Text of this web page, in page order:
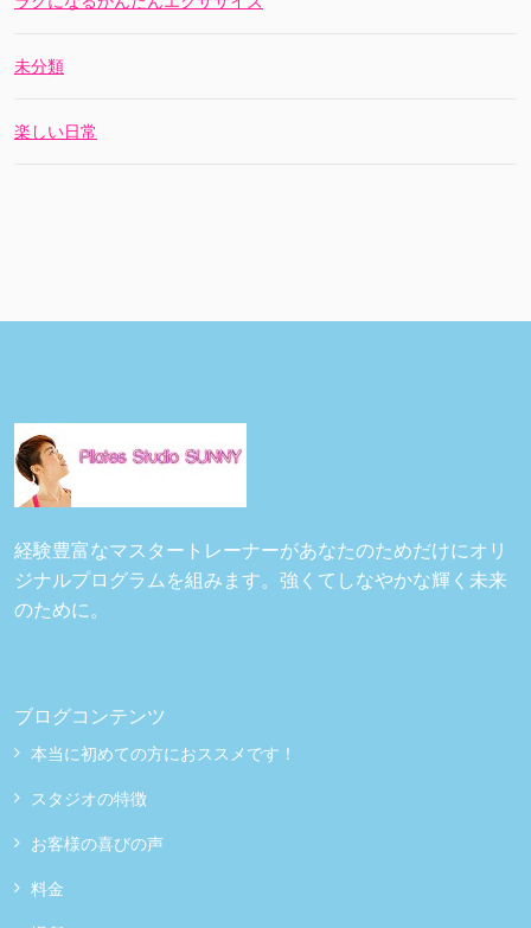
未分類
楽しい日常
経験豊富なマスタートレーナーがあなたのためだけにオリ
ジナルプログラムを組みます。強くてしなやかな輝く未来
のために。
ブログコンテンツ
本当に初めての方におススメです！
スタジオの特徴
お客様の喜びの声
料金